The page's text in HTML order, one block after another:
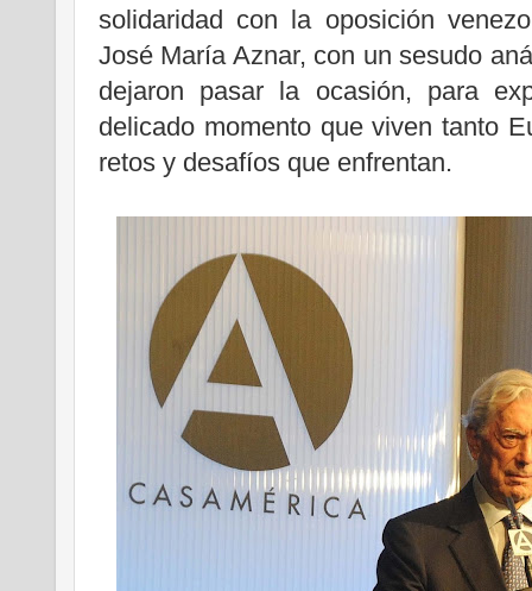
solidaridad con la oposición
José María Aznar, con un sesudo
dejaron pasar la ocasión, para
delicado momento que viven tanto
retos y desafíos que enfrentan.